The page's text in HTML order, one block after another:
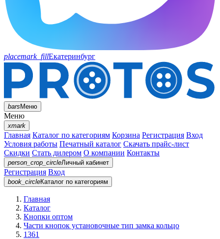
placemark_fillЕкатеринбург
barsМеню
Меню
xmark
Главная Каталог по категориям Корзина Регистрация Вход
Условия работы Печатный каталог Скачать прайс-лист
Скидки Стать дилером О компании Контакты
person_crop_circleЛичный кабинет
Регистрация Вход
book_circleКаталог по категориям
Главная
Каталог
Кнопки оптом
Части кнопок установочные тип замка кольцо
1361